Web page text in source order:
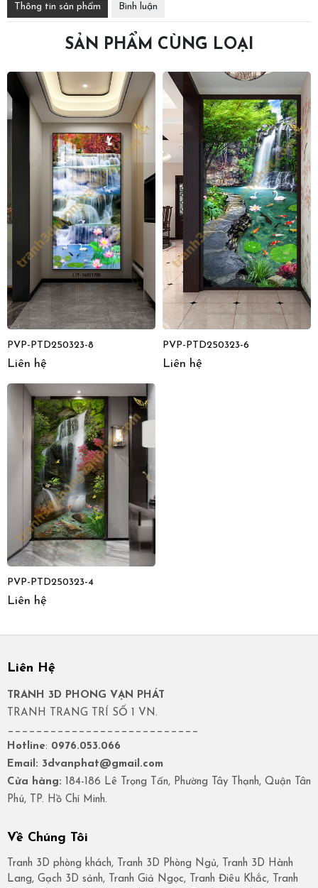
Thông tin sản phẩm Bình luận
SẢN PHẨM CÙNG LOẠI
PVP-PTD250323-8
Liên hệ
PVP-PTD250323-6
Liên hệ
PVP-PTD250323-4
Liên hệ
Liên Hệ
TRANH 3D PHONG VẠN PHÁT
TRANH TRANG TRÍ SỐ 1 VN.
___________________________
Hotline: 0976.053.066
Email: 3dvanphat@gmail.com
Cửa hàng: 184-186 Lê Trọng Tấn, Phường Tây Thạnh, Quận Tân
Phú, TP. Hồ Chí Minh.
Về Chúng Tôi
Tranh 3D phòng khách, Tranh 3D Phòng Ngủ, Tranh 3D Hành
Lang, Gạch 3D sảnh, Tranh Giả Ngọc, Tranh Điêu Khắc, Tranh